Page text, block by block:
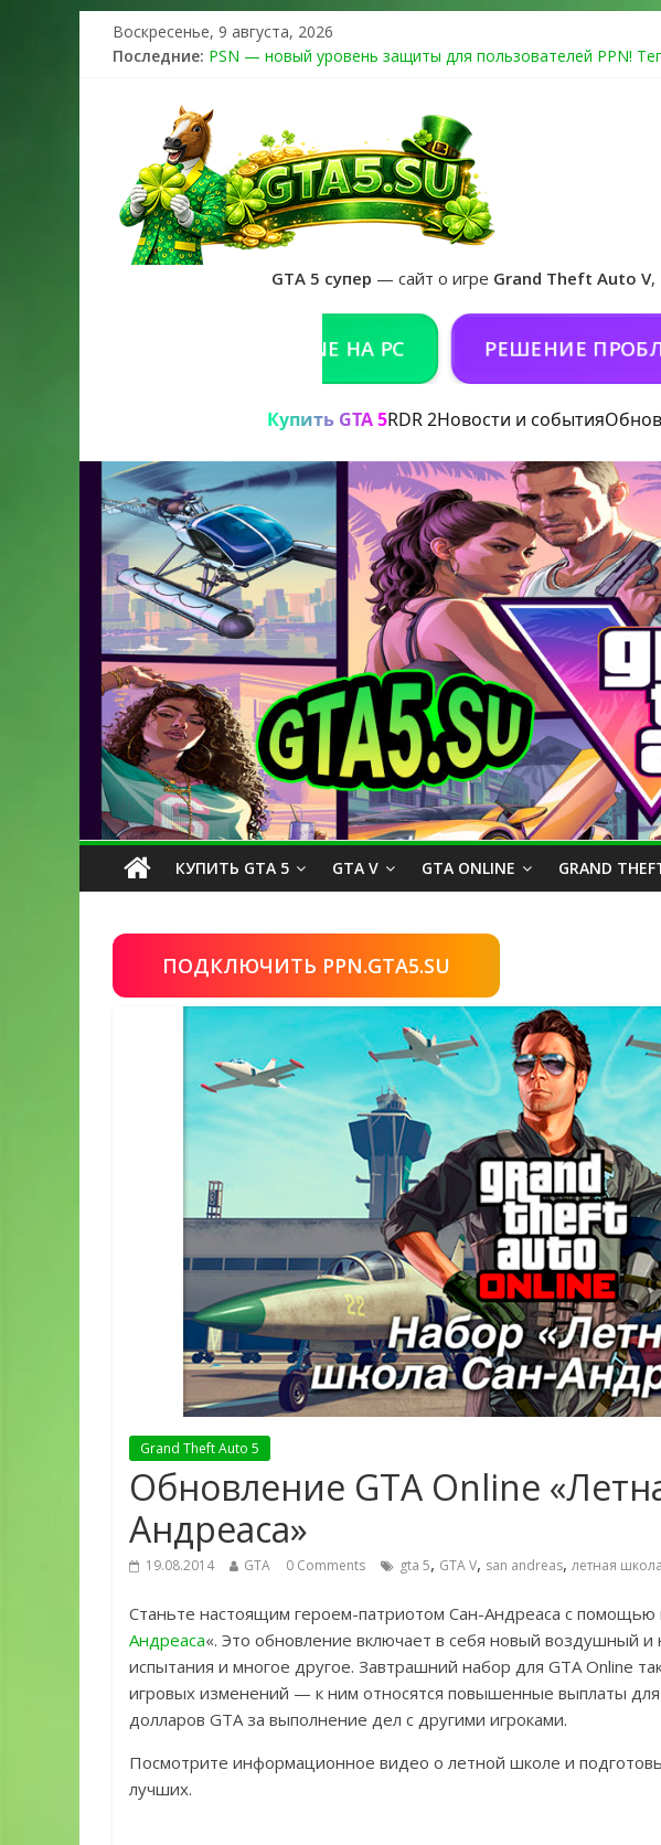
Воскресенье, 9 августа, 2026
Последние: PSN — новый уровень защиты для пользователей PPN!
Регистрация в Rockstar Games Social Club ошибка #1.500.7:
Получайте особые награды в GTA Online по программе Fine
GTA 6 официальная обложка игры и Предзаказ Grand Theft
GTA 5 супер — сайт о игре Grand Theft Auto V,
КУПИТЬ GTA 5 ONLINE НА PC РЕШЕНИЕ ПРОБЛЕМ С
Купить GTA 5RDR 2Новости и события
КУПИТЬ GTA 5 GTA V GTA ONLINE GRAND
ПОДКЛЮЧИТЬ PPN.GTA5.SU
Grand Theft Auto 5
Обновление GTA Online
Андреаса»
19.08.2014 GTA 0 Comments gta 5, GTA V, san andreas, летная школа
Станьте настоящим героем-патриотом Сан-Андреаса с помощью
Андреаса«. Это обновление включает в себя новый воздушный
испытания и многое другое. Завтрашний набор для GTA Online
игровых изменений — к ним относятся повышенные выплаты
долларов GTA за выполнение дел с другими игроками.
Посмотрите информационное видео о летной школе и
лучших.